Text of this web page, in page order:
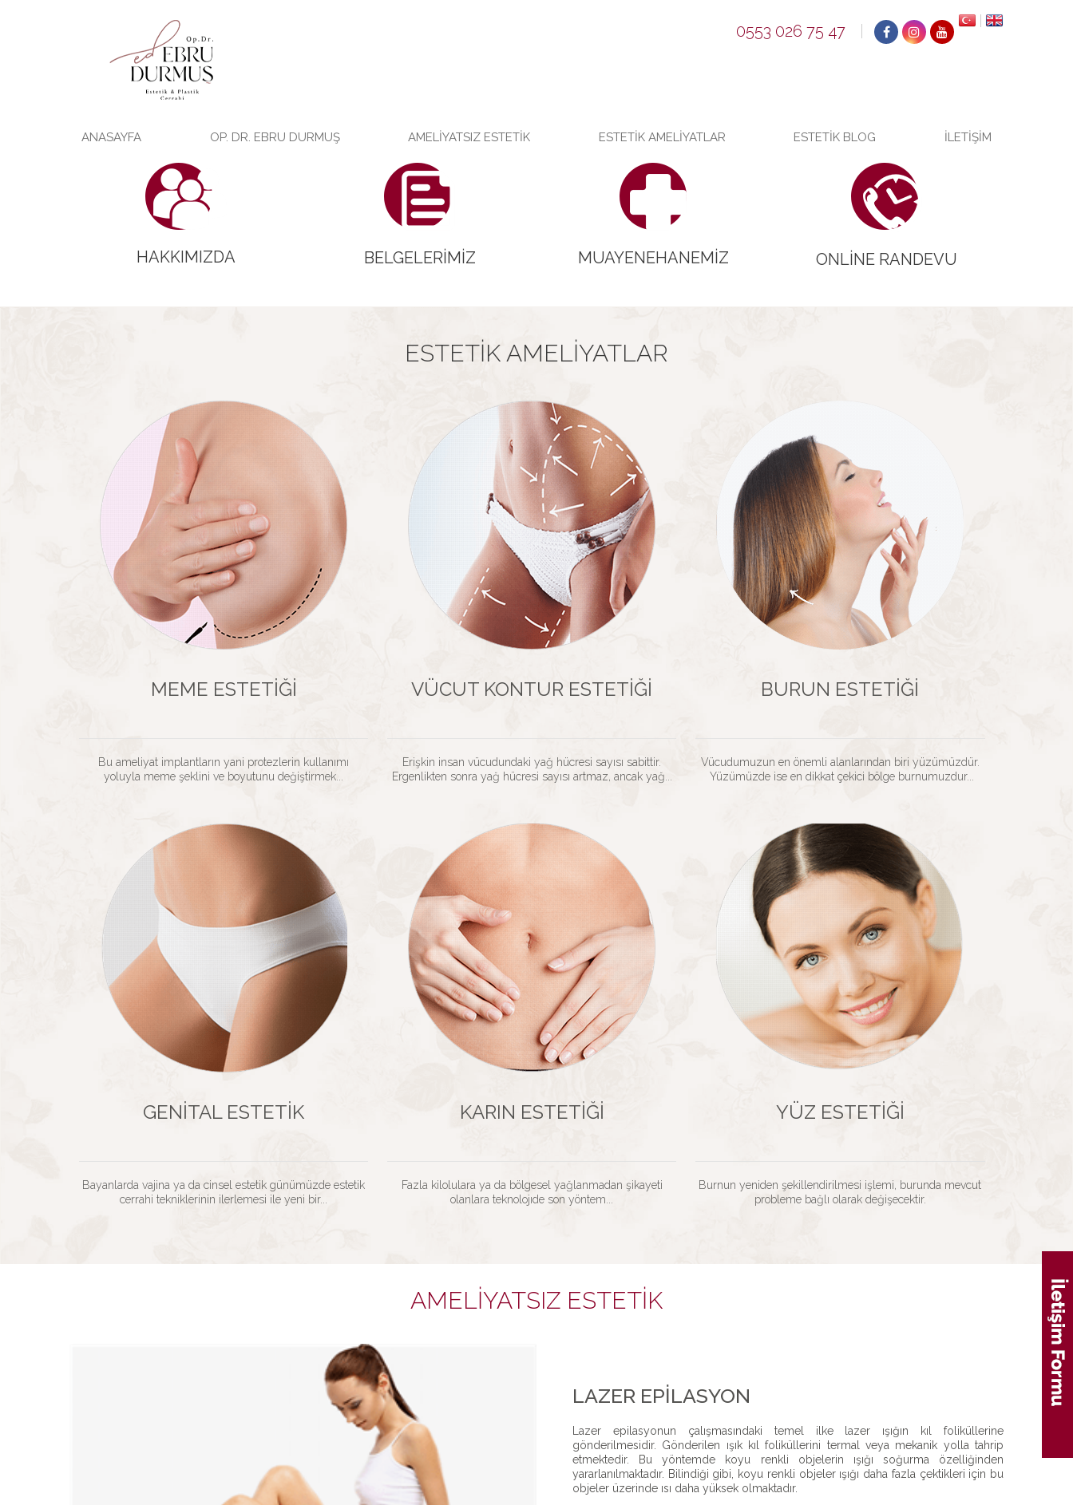
0553 026 75 47
ANASAYFA OP. DR. EBRU DURMUŞ AMELIYATSIZ ESTETIK ESTETIK AMELIYATLAR ESTETIK BLOG İLETIŞIM
HAKKIMIZDA BELGELERIMIZ MUAYENEHANEMIZ ONLINE RANDEVU
ESTETIK AMELIYATLAR
MEME ESTETIĞI
Bu ameliyat implantların yani protezlerin kullanımı
yoluyla meme şeklini ve boyutunu değiştirmek...
VÜCUT KONTUR ESTETIĞI
Erişkin insan vücudundaki yağ hücresi sayısı sabittir.
Ergenlikten sonra yağ hücresi sayısı artmaz, ancak yağ...
BURUN ESTETIĞI
Vücudumuzun en önemli alanlarından biri yüzümüzdür.
Yüzümüzde ise en dikkat çekici bölge burnumuzdur...
GENITAL ESTETIK
Bayanlarda vajina ya da cinsel estetik günümüzde estetik
cerrahi tekniklerinin ilerlemesi ile yeni bir...
KARIN ESTETIĞI
Fazla kilolulara ya da bölgesel yağlanmadan şikayeti
olanlara teknolojıde son yöntem...
YÜZ ESTETIĞI
Burnun yeniden şekillendirilmesi işlemi, burunda mevcut
probleme bağlı olarak değişecektir.
AMELIYATSIZ ESTETIK
LAZER EPILASYON
Lazer epilasyonun çalışmasındaki temel ilke lazer ışığın kıl foliküllerine
gönderilmesidir. Gönderilen ışık kıl foliküllerini termal veya mekanik yolla tahrip
etmektedir. Bu yöntemde koyu renkli objelerin ışığı soğurma özelliğinden
yararlanılmaktadır. Bilindiği gibi, koyu renkli objeler ışığı daha fazla çektikleri için bu
objeler üzerinde ısı daha yüksek olmaktadır.